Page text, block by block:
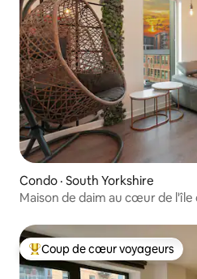
Condo · South Yorkshire
Maison de daim au cœur de l'île
Coup de cœur voyageurs parmi
Coup de cœur voyageurs